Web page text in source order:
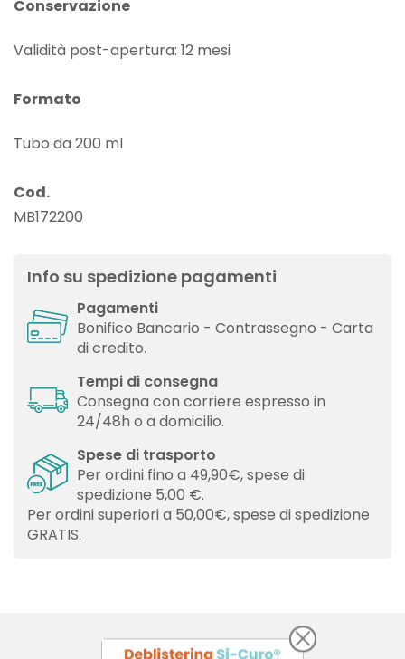
Crea lista dei desideri
Accedi
Conservazione
Validità post-apertura: 12 mesi
Formato
Tubo da 200 ml
Cod.
MB172200
Info su spedizione pagamenti
Pagamenti
Bonifico Bancario - Contrassegno - Carta
di credito.
Tempi di consegna
Consegna con corriere espresso in
24/48h o a domicilio.
Spese di trasporto
Per ordini fino a 49,90€, spese di
spedizione 5,00 €.
Per ordini superiori a 50,00€, spese di spedizione
GRATIS.